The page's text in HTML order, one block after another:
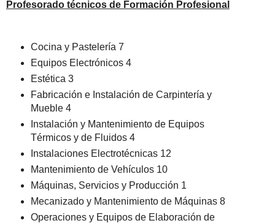
Profesorado técnicos de Formación Profesional
Cocina y Pastelería 7
Equipos Electrónicos 4
Estética 3
Fabricación e Instalación de Carpintería y
Mueble 4
Instalación y Mantenimiento de Equipos
Térmicos y de Fluidos 4
Instalaciones Electrotécnicas 12
Mantenimiento de Vehículos 10
Máquinas, Servicios y Producción 1
Mecanizado y Mantenimiento de Máquinas 8
Operaciones y Equipos de Elaboración de